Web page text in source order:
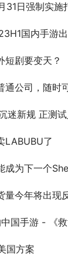
实施打通各类移
手游出海白皮书
短剧要变天？
通公司，随时
迷新规 正测
LABUBU了
为下一个
今年将出现
树：新世界》问鼎增长榜
国方案